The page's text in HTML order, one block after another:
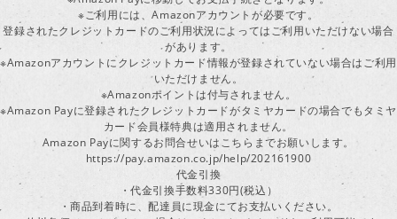
※ご利用には、Amazonアカウントが必要です。
登録されたクレジットカードのご利用状況によってはご利用いただけない場合
があります。
※Amazonアカウントにクレジットカード情報が登録されていない場合はご利用
いただけません。
※Amazonポイントは付与されません。
※Amazon Payに登録されたクレジットカードがタミヤカードの場合でもタミヤ
カード会員様特典は適用されません。
Amazon Payに関するお問合せいはこちらまでお願いします。
https://pay.amazon.co.jp/help/202161900
代金引換
・代金引換手数料330円(税込）
・商品到着時に、配達員に現金にてお支払いください。